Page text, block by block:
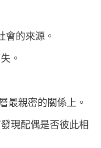
的來源。
。
最親密的關係上。
現配偶是否彼此相